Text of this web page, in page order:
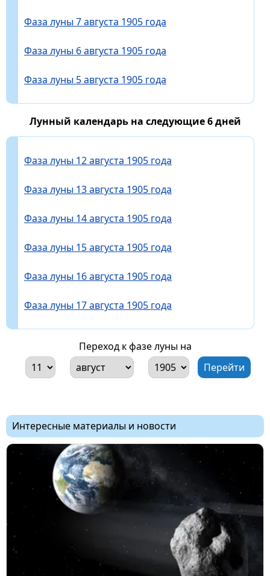
Фаза луны 7 августа 1905 года
Фаза луны 6 августа 1905 года
Фаза луны 5 августа 1905 года
Лунный календарь на следующие 6 дней
Фаза луны 12 августа 1905 года
Фаза луны 13 августа 1905 года
Фаза луны 14 августа 1905 года
Фаза луны 15 августа 1905 года
Фаза луны 16 августа 1905 года
Фаза луны 17 августа 1905 года
Переход к фазе луны на
Интересные материалы и новости